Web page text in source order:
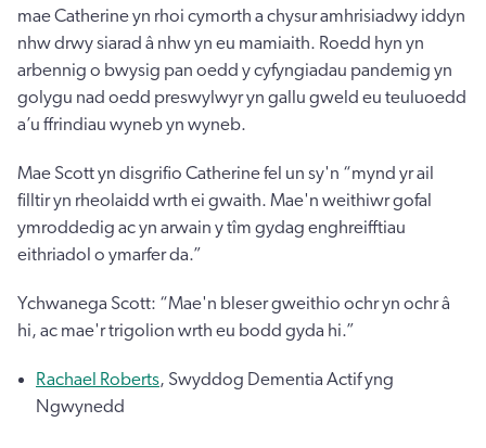
mae Catherine yn rhoi cymorth a chysur amhrisiadwy iddyn
nhw drwy siarad â nhw yn eu mamiaith. Roedd hyn yn
arbennig o bwysig pan oedd y cyfyngiadau pandemig yn
golygu nad oedd preswylwyr yn gallu gweld eu teuluoedd
a’u ffrindiau wyneb yn wyneb.
Mae Scott yn disgrifio Catherine fel un sy'n “mynd yr ail
filltir yn rheolaidd wrth ei gwaith. Mae'n weithiwr gofal
ymroddedig ac yn arwain y tîm gydag enghreifftiau
eithriadol o ymarfer da.”
Ychwanega Scott: “Mae'n bleser gweithio ochr yn ochr â
hi, ac mae'r trigolion wrth eu bodd gyda hi.”
Rachael Roberts, Swyddog Dementia Actif yng
Ngwynedd